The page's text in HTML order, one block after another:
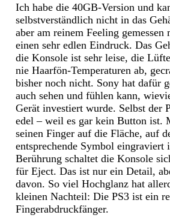
Ich habe die 40GB-Version und
selbstverständlich nicht in das
aber am reinem Feeling gemessen
einen sehr edlen Eindruck. Das
die Konsole ist sehr leise, die
nie Haarfön-Temperaturen ab,
bisher noch nicht. Sony hat dafür
auch sehen und fühlen kann,
Gerät investiert wurde. Selbst der
edel – weil es gar kein Button ist.
seinen Finger auf die Fläche, auf
entsprechende Symbol eingraviert
Berührung schaltet die Konsole
für Eject. Das ist nur ein Detail,
davon. So viel Hochglanz hat
kleinen Nachteil: Die PS3 ist ein
Fingerabdruckfänger.